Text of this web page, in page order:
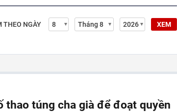
THEO NGÀY XEM
thao túng cha già để đoạt quyền